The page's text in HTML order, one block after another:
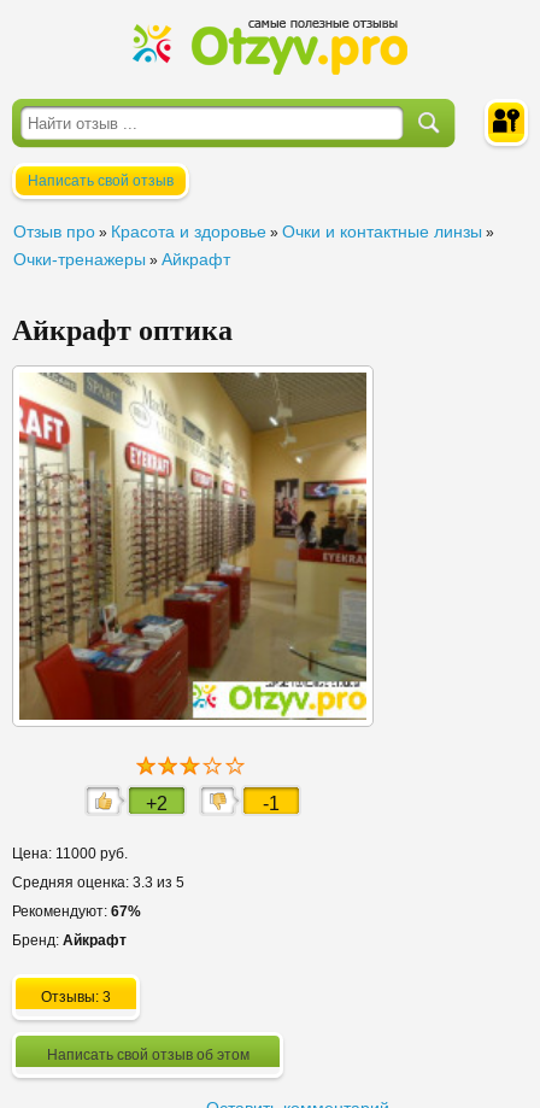
Написать свой отзыв
Отзыв про » Красота и здоровье » Очки и контактные линзы »
Очки-тренажеры » Айкрафт
Айкрафт оптика
+2 -1
Цена: 11000 руб.
Средняя оценка: 3.3 из 5
Рекомендуют: 67%
Бренд: Айкрафт
Отзывы: 3
Написать свой отзыв об этом